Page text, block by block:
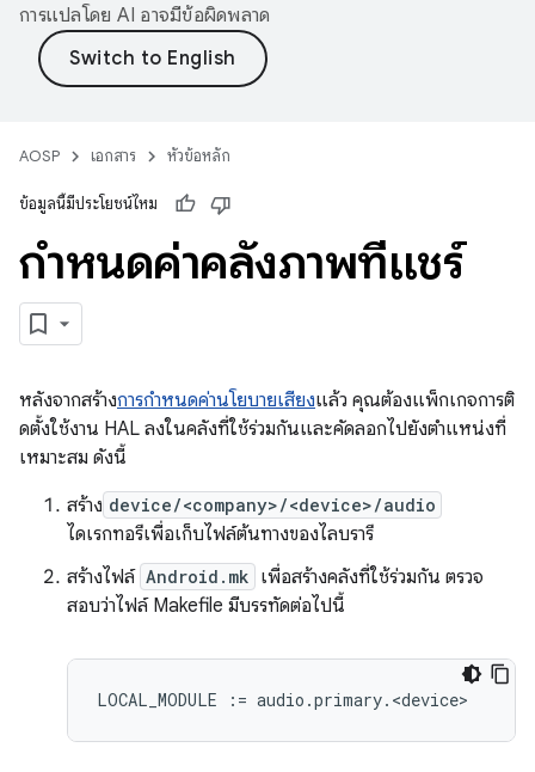
การแปลโดย AI อาจมีข้อผิดพลาด
AOSP เอกสาร หัวข้อหลัก
ข้อมูลนี้มีประโยชน์ไหม
กำหนดค่าคลังภาพที่แชร์
หลังจากสร้างการกำหนดค่านโยบายเสียงแล้ว คุณต้องแพ็กเกจการติ
ดตั้งใช้งาน HAL ลงในคลังที่ใช้ร่วมกันและคัดลอกไปยังตำแหน่งที่
เหมาะสม ดังนี้
สร้าง device/<company>/<device>/audio
ไดเรกทอรีเพื่อเก็บไฟล์ต้นทางของไลบรารี
สร้างไฟล์ Android.mk เพื่อสร้างคลังที่ใช้ร่วมกัน ตรวจ
สอบว่าไฟล์ Makefile มีบรรทัดต่อไปนี้